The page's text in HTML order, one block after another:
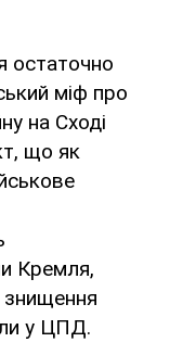
остаточно
міф про
на Сході
що як
Кремля,
у ЦПД.